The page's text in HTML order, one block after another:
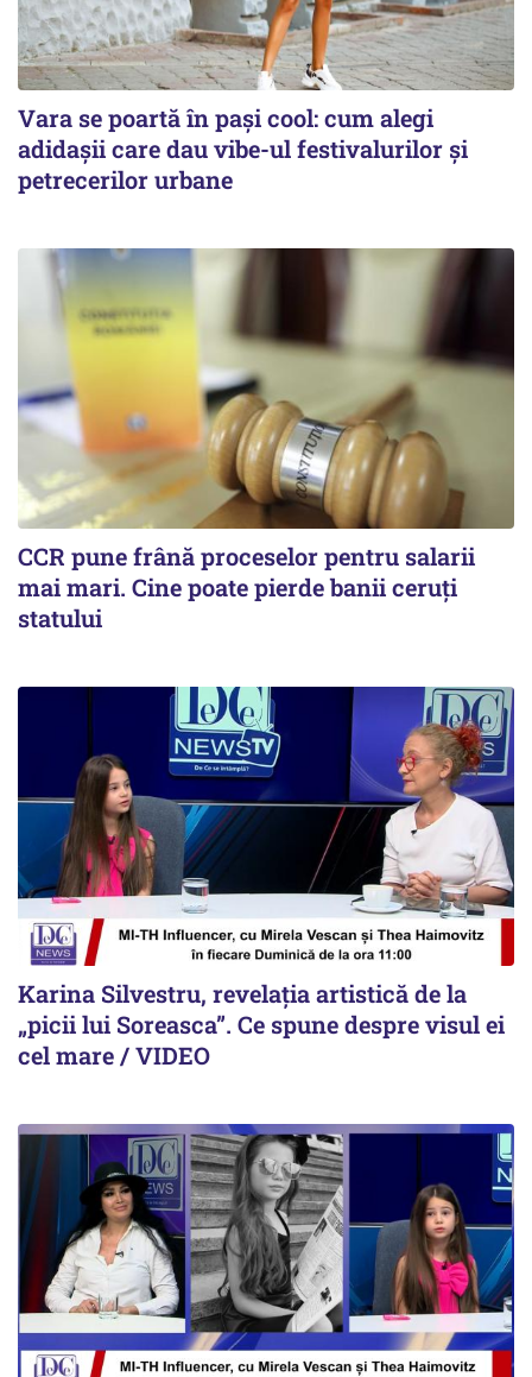
Vara se poartă în pași cool: cum alegi
adidașii care dau vibe-ul festivalurilor și
petrecerilor urbane
CCR pune frână proceselor pentru salarii
mai mari. Cine poate pierde banii ceruți
statului
Karina Silvestru, revelația artistică de la
„picii lui Soreasca”. Ce spune despre visul ei
cel mare / VIDEO